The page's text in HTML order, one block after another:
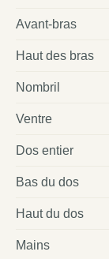
Avant-bras
Haut des bras
Nombril
Ventre
Dos entier
Bas du dos
Haut du dos
Mains